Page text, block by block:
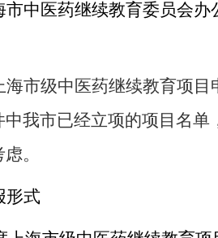
市中医药继续教育委员会
海市级中医药继续教育项
中我市已经立项的项目名
。
形式